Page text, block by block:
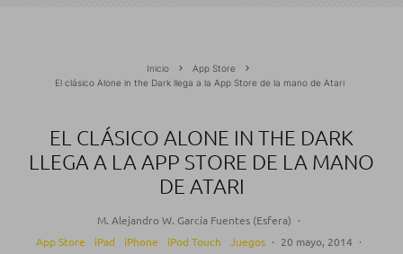
Inicio
App Store
El clásico Alone in the Dark llega a la App Store de la mano de Atari
EL CLÁSICO ALONE IN THE DARK
LLEGA A LA APP STORE DE LA MANO
DE ATARI
M. Alejandro W. García Fuentes (Esfera) ·
App Store
iPad iPhone iPod Touch Juegos · 20 mayo, 2014 ·